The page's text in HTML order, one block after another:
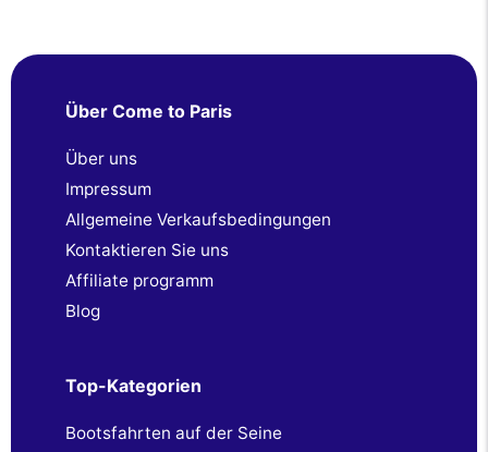
Über Come to Paris
Über uns
Impressum
Allgemeine Verkaufsbedingungen
Kontaktieren Sie uns
Affiliate programm
Blog
Top-Kategorien
Bootsfahrten auf der Seine